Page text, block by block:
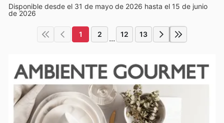
Disponible desde el 31 de mayo de 2026 hasta el 15 de junio
de 2026
1 2 ... 12 13